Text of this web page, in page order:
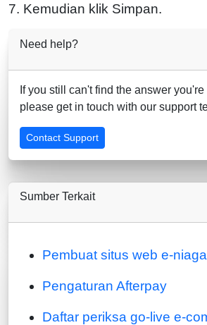
7. Kemudian klik Simpan.
Need help?
If you still can't find the answer you're
please get in touch with our support
Contact Support
Sumber Terkait
Pembuat situs web e-niaga
Pengaturan Afterpay
Daftar periksa go-live e-